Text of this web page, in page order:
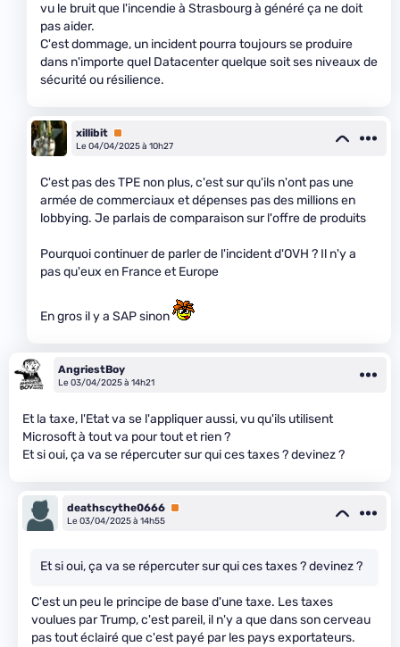
vu le bruit que l'incendie à Strasbourg à généré ça ne doit
pas aider.
C'est dommage, un incident pourra toujours se produire
dans n'importe quel Datacenter quelque soit ses niveaux de
sécurité ou résilience.
xillibit Premium
Le 04/04/2025 à 10h27
C'est pas des TPE non plus, c'est sur qu'ils n'ont pas une
armée de commerciaux et dépenses pas des millions en
lobbying. Je parlais de comparaison sur l'offre de produits
Pourquoi continuer de parler de l'incident d'OVH ? Il n'y a
pas qu'eux en France et Europe
En gros il y a SAP sinon
AngriestBoy
Le 03/04/2025 à 14h21
Et la taxe, l'Etat va se l'appliquer aussi, vu qu'ils utilisent
Microsoft à tout va pour tout et rien ?
Et si oui, ça va se répercuter sur qui ces taxes ? devinez ?
deathscythe0666 Premium
Le 03/04/2025 à 14h55
Et si oui, ça va se répercuter sur qui ces taxes ? devinez ?
C'est un peu le principe de base d'une taxe. Les taxes
voulues par Trump, c'est pareil, il n'y a que dans son cerveau
pas tout éclairé que c'est payé par les pays exportateurs.